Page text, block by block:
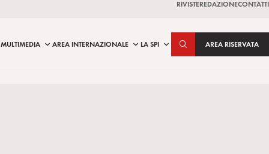
RIVISTEREDAZIONECONTATTI
MULTIMEDIA AREA INTERNAZIONALE LA SPI AREA RISERVATA